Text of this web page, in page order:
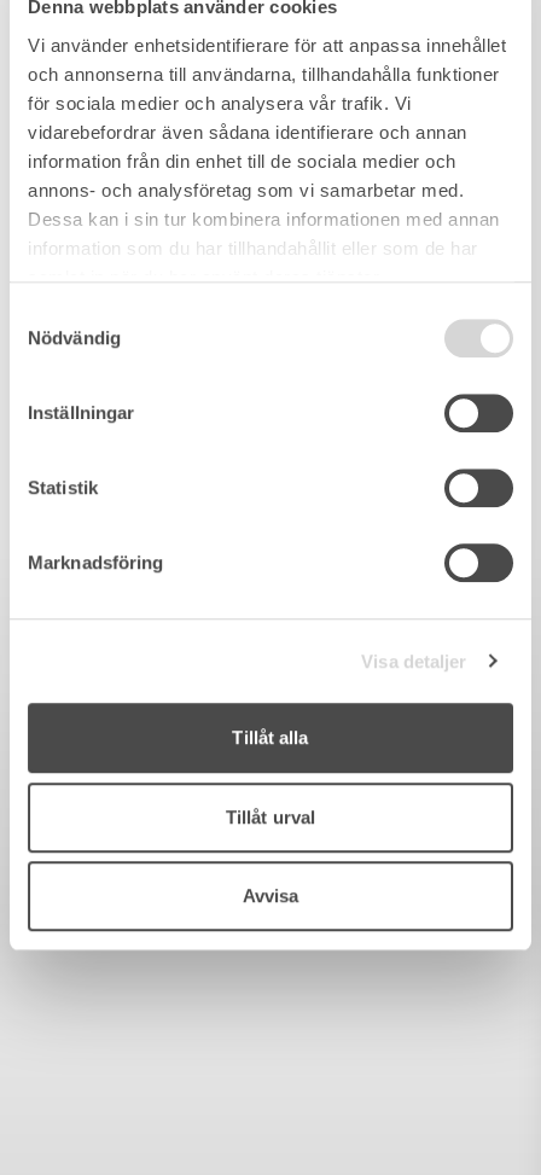
Denna webbplats använder cookies
Vi använder enhetsidentifierare för att anpassa innehållet
och annonserna till användarna, tillhandahålla funktioner
för sociala medier och analysera vår trafik. Vi
vidarebefordrar även sådana identifierare och annan
information från din enhet till de sociala medier och
annons- och analysföretag som vi samarbetar med.
Dessa kan i sin tur kombinera informationen med annan
information som du har tillhandahållit eller som de har
Nödvändig
Inställningar
Statistik
Marknadsföring
Visa detaljer
Tillåt alla
Tillåt urval
Avvisa